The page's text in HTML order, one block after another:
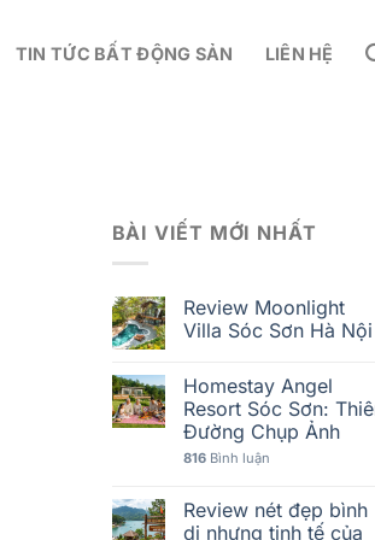
TIN TỨC BẤT ĐỘNG SẢN LIÊN HỆ
BÀI VIẾT MỚI NHẤT
Review Moonlight
Villa Sóc Sơn Hà Nội
Homestay Angel
Resort Sóc Sơn:
Đường Chụp Ảnh
816Bình luận
Review nét đẹp bình
dị nhưng tinh tế của